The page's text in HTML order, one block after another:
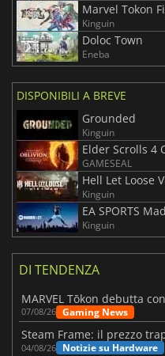
Marvel Tokon
Kinguin
Doloc Town
Eneba
DISPONIBILI A BREVE
Grounded
Kinguin
Elder Scrolls 4
GAMESEAL
Hell Let Loose
Kinguin
EA SPORTS
Kinguin
DI TENDENZA
07/08/26 Gaming News
04/08/26 Notizie su Hardware